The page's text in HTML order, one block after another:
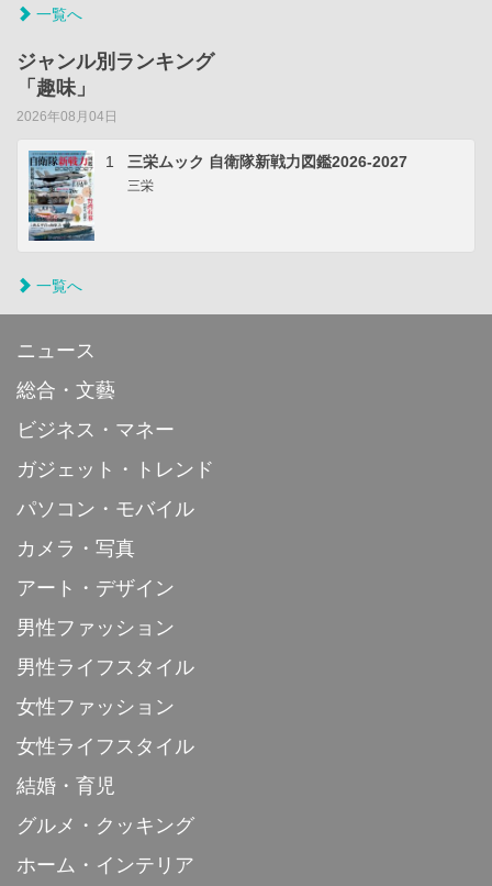
一覧へ
ジャンル別ランキング
「趣味」
2026年08月04日
1 三栄ムック 自衛隊新戦力図鑑2026-2027
三栄
一覧へ
ニュース
総合・文藝
ビジネス・マネー
ガジェット・トレンド
パソコン・モバイル
カメラ・写真
アート・デザイン
男性ファッション
男性ライフスタイル
女性ファッション
女性ライフスタイル
結婚・育児
グルメ・クッキング
ホーム・インテリア